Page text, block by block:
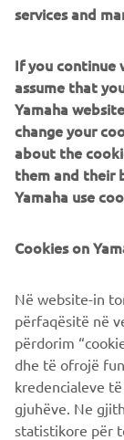
Representative
Business
of automotive
electric motors,
OVERVIEW
Established:
June 2025)
Location:
Business
assume that
Yamaha
change your
about the
them and their
Yamaha use
përfaqësitë në
përdorim
dhe të ofrojë
kredencialeve
gjuhëve. Ne
statistikore për
tanë përdorin